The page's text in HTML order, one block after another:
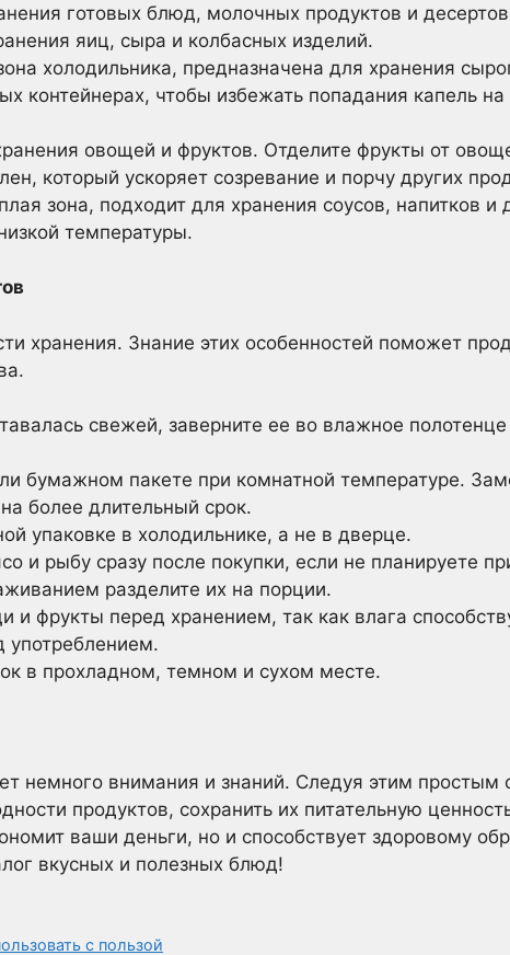
готовых блюд, молочных продуктов и
яиц, сыра и колбасных изделий.
холодильника, предназначена для хранения
контейнерах, чтобы избежать попадания капель на
овощей и фруктов. Отделите фрукты от
который ускоряет созревание и порчу других
зона, подходит для хранения соусов, напитков и
температуры.
хранения. Знание этих особенностей поможет
свежей, заверните ее во влажное
бумажном пакете при комнатной температуре.
более длительный срок.
упаковке в холодильнике, а не в дверце.
и рыбу сразу после покупки, если не планируете
разделите их на порции.
и фрукты перед хранением, так как влага
употреблением.
в прохладном, темном и сухом месте.
немного внимания и знаний. Следуя этим простым
продуктов, сохранить их питательную
ваши деньги, но и способствует здоровому
вкусных и полезных блюд!
с пользой